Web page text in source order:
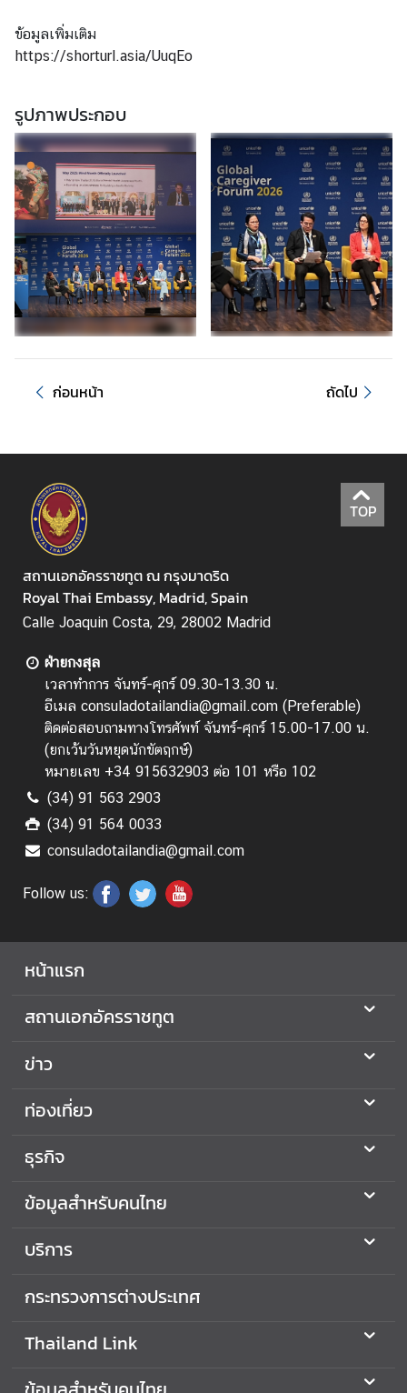
ท่
อ
ที่
ย
ธุ
ร
กิ
จ
ข้
อ
ห
บ
ค
น
ไ
ท
ย
บ
ริ
ก
า
ร
ก
ร
ะ
ร
ง
ก
า
ต่
ง
ร
เ
ศ
h
i
a
ข้อมูลเพิ่มเติม
https://shorturl.asia/UuqEo
รูปภาพประกอบ
ก่อนหน้า ถัดไป
TOP
สถานเอกอัครราชทูต ณ กรุงมาดริด
Royal Thai Embassy, Madrid, Spain
Calle Joaquin Costa, 29, 28002 Madrid
ฝ่ายกงสุล
เวลาทำการ จันทร์-ศุกร์ 09.30-13.30 น.
อีเมล consuladotailandia@gmail.com (Preferable)
ติดต่อสอบถามทางโทรศัพท์ จันทร์-ศุกร์ 15.00-17.00 น.
(ยกเว้นวันหยุดนักขัตฤกษ์)
หมายเลข +34 915632903 ต่อ 101 หรือ 102
(34) 91 563 2903
(34) 91 564 0033
consuladotailandia@gmail.com
Follow us:
หน้าแรก
สถานเอกอัครราชทูต
ข่าว
ท่องเที่ยว
ธุรกิจ
ข้อมูลสำหรับคนไทย
บริการ
กระทรวงการต่างประเทศ
Thailand Link